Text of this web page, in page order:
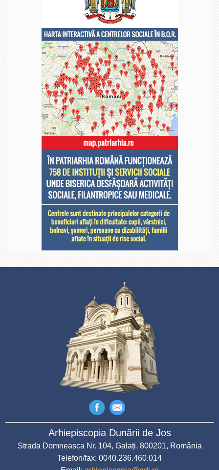
Arhiepiscopia Dunării de Jos
Strada Domneasca Nr. 104, Galați, 800201, România
Telefon/fax: 0040.236.460.014